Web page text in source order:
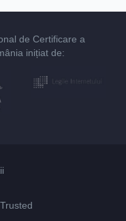
de Certificare a
inițiat de: